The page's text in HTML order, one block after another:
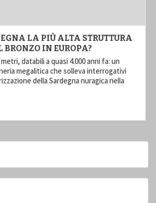
LA PIÙ ALTA STRUTTURA
BRONZO IN EUROPA?
databili a quasi 4.000 anni fa: un
megalitica che solleva interrogativi
della Sardegna nuragica nella